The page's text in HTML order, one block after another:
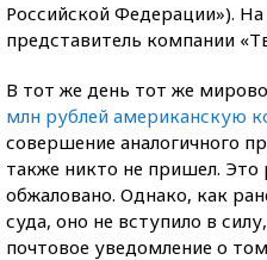
Российской Федерации»). На
представитель компании
В тот же день тот же
млн рублей американскую
совершение аналогичного
также никто не пришел. Это
обжаловано. Однако, как
суда, оно не вступило в
почтовое уведомление о